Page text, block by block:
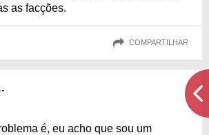
as facções.
COMPARTILHAR
é, eu acho que sou um